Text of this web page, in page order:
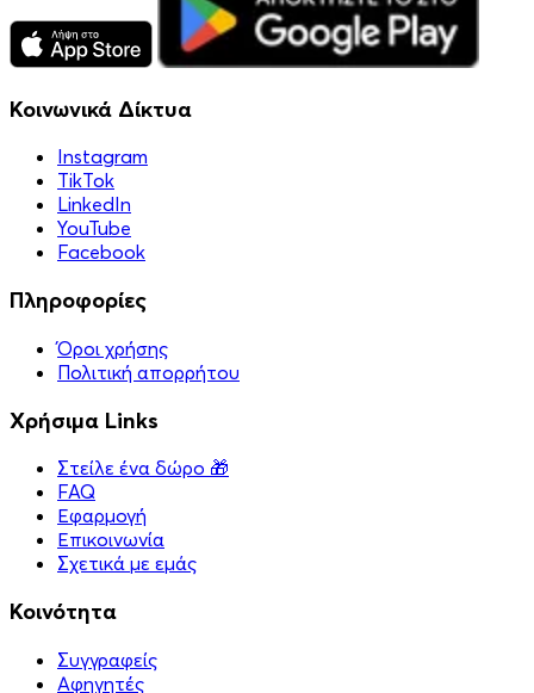
Κοινωνικά Δίκτυα
Instagram
TikTok
LinkedIn
YouTube
Facebook
Πληροφορίες
Όροι χρήσης
Πολιτική απορρήτου
Χρήσιμα Links
Στείλε ένα δώρο 🎁
FAQ
Εφαρμογή
Επικοινωνία
Σχετικά με εμάς
Κοινότητα
Συγγραφείς
Αφηγητές